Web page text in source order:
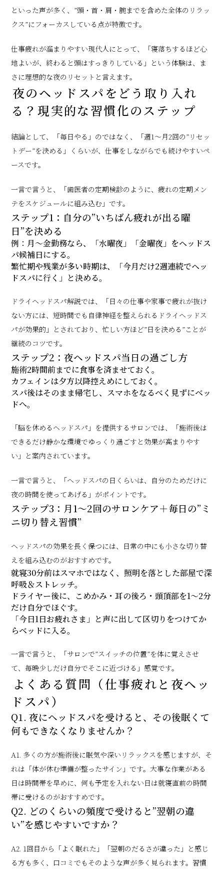
といった声が多く、”頭・首・肩・腕までを含めた全体のリラッ
クス”にフォーカスしている点が特徴です。
仕事疲れが溜まりやすい現代人にとって、「寝落ちするほど心
地よいが、終わると頭はすっきりしている」という体験は、ま
さに理想的な夜のリセットと言えます。
夜のヘッドスパをどう取り入れ
る？現実的な習慣化のステップ
結論として、「毎日やる」のではなく、「週1〜月2回の”リセッ
トデー”を決める」くらいが、仕事をしながらでも続けやすいペ
ースです。
一言で言うと、「歯医者の定期検診のように、疲れの定期メン
テをスケジュールに組み込む」です。
ステップ1：自分の”いちばん疲れが出る曜
日”を決める
例：月〜金勤務なら、「水曜夜」「金曜夜」をヘッドス
パ候補日にする。
繁忙期や残業が多い時期は、「今月だけ2週連続でヘッ
ドスパに行く」と決める。
ドライヘッドスパ解説では、「日々の仕事や家事で疲れが抜け
ない方には、短時間でも自律神経を整えられるドライヘッドス
パが効果的」とされており、忙しい方ほど”日を決める”ことが
継続のコツです。
ステップ2：夜ヘッドスパ当日の過ごし方
施術2時間前までに食事を済ませておく。
カフェインは夕方以降控えめにしておく。
スパ後はそのまま帰宅し、スマホをなるべく見ずにベッ
ドへ。
「脳を休めるヘッドスパ」を提供するサロンでは、「施術後は
できるだけ静かな環境でゆっくり過ごすと効果が高まりやす
い」と案内されています。
一言で言うと、「ヘッドスパの日くらいは、自分のためだけに
夜の時間を使ってあげる」がポイントです。
ステップ3：月1〜2回のサロンケア＋毎日の”ミ
ニ切り替え習慣”
ヘッドスパの効果を長く保つには、日常の中にも小さな切り替
えを組み込むのがおすすめです。
就寝30分前はスマホではなく、照明を落とした部屋で深
呼吸＆ストレッチ。
ドライヤー後に、こめかみ・耳の後ろ・頭頂部を1〜2分
だけ自分でほぐす。
「今日1日お疲れさま」と声に出して区切りをつけてか
らベッドに入る。
一言で言うと、「サロンで”スイッチの位置”を体に覚えさせ
て、毎晩少しだけ自分でそこに近づける」感覚です。
よくある質問（仕事疲れと夜ヘッ
ドスパ）
Q1. 夜にヘッドスパを受けると、その後眠くて
何もできなくなりませんか？
A1. 多くの方が施術後に眠気や深いリラックスを感じますが、そ
れは「体が休む準備が整ったサイン」です。大事な作業がある
日は時間帯を早めに、何も予定を入れない日は就寝直前の時間
帯に受けるのがおすすめです。
Q2. どのくらいの頻度で受けると”翌朝の違
い”を感じやすいですか？
A2. 1回目から「よく眠れた」「翌朝のだるさが違った」と感じ
る方も多く、口コミでもそのような声が多く見られます。習慣